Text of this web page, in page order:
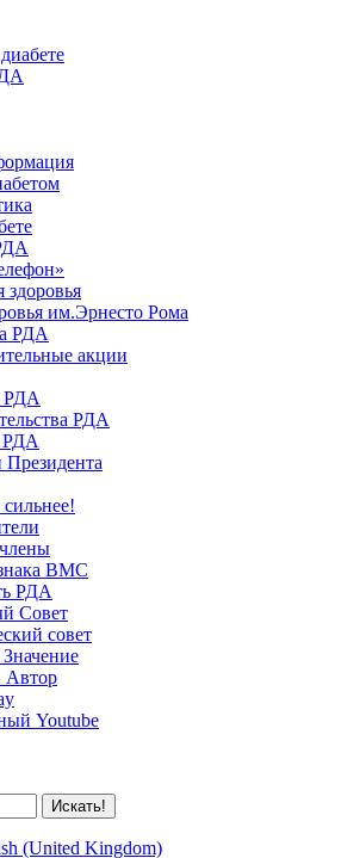
здоровья
им.Эрнесто Рома
РДА
акции
РДА
РДА
РДА
ВМС
РДА
Совет
совет
Youtube